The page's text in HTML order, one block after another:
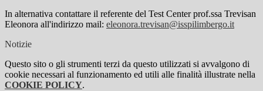
In alternativa contattare il referente del Test Center prof.ssa Trevisan
Eleonora all'indirizzo mail: eleonora.trevisan@isspilimbergo.it
Notizie
Questo sito o gli strumenti terzi da questo utilizzati si avvalgono di
cookie necessari al funzionamento ed utili alle finalità illustrate nella
COOKIE POLICY.